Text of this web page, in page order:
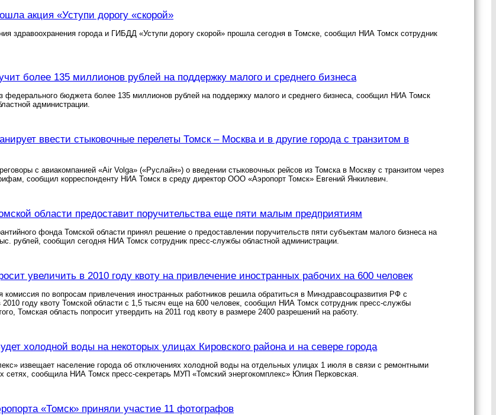
акция «Уступи дорогу «скорой»
здравоохранения города и ГИБДД «Уступи дорогу скорой» прошла сегодня в Томске, сообщил НИА Томск сотрудник
более 135 миллионов рублей на поддержку малого и среднего бизнеса
федерального бюджета более 135 миллионов рублей на поддержку малого и среднего бизнеса, сообщил НИА Томск
администрации.
ввести стыковочные перелеты Томск – Москва и в другие города с транзитом в
с авиакомпанией «Аir Volga» («Руслайн») о введении стыковочных рейсов из Томска в Москву с транзитом через
сообщил корреспонденту НИА Томск в среду директор ООО «Аэропорт Томск» Евгений Янкилевич.
области предоставит поручительства еще пяти малым предприятиям
фонда Томской области принял решение о предоставлении поручительств пяти субъектам малого бизнеса на
рублей, сообщил сегодня НИА Томск сотрудник пресс-службы областной администрации.
увеличить в 2010 году квоту на привлечение иностранных рабочих на 600 человек
по вопросам привлечения иностранных работников решила обратиться в Минздравсоцразвития РФ с
году квоту Томской области с 1,5 тысяч еще на 600 человек, сообщил НИА Томск сотрудник пресс-службы
Томская область попросит утвердить на 2011 год квоту в размере 2400 разрешений на работу.
холодной воды на некоторых улицах Кировского района и на севере города
извещает население города об отключениях холодной воды на отдельных улицах 1 июля в связи с ремонтными
сетях, сообщила НИА Томск пресс-секретарь МУП «Томский энергокомплекс» Юлия Перковская.
«Томск» приняли участие 11 фотографов